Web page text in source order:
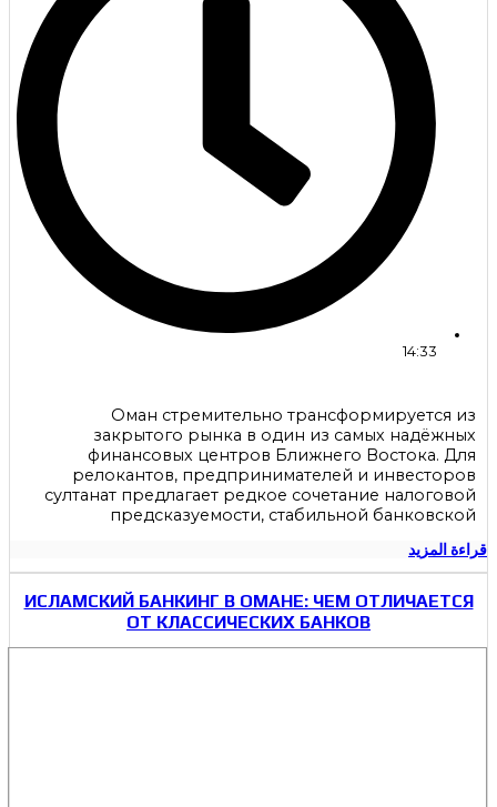
14:33
Оман стремительно трансформируется из
закрытого рынка в один из самых надёжных
финансовых центров Ближнего Востока. Для
релокантов, предпринимателей и инвесторов
султанат предлагает редкое сочетание налоговой
предсказуемости, стабильной банковской
قراءة المزيد
ИСЛАМСКИЙ БАНКИНГ В ОМАНЕ: ЧЕМ ОТЛИЧАЕТСЯ
ОТ КЛАССИЧЕСКИХ БАНКОВ